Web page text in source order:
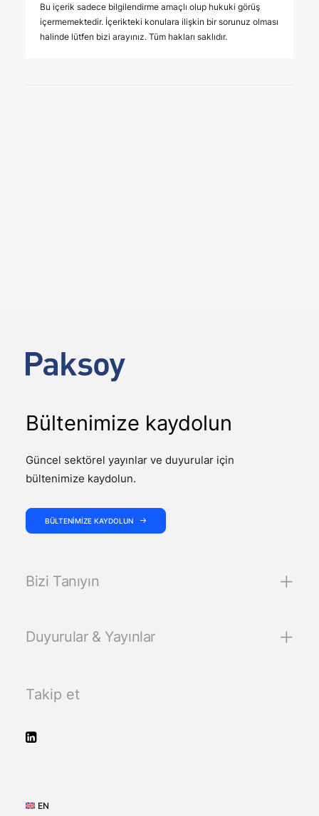
Bu içerik sadece bilgilendirme amaçlı olup hukuki görüş
içermemektedir. İçerikteki konulara ilişkin bir sorunuz olması
halinde lütfen bizi arayınız. Tüm hakları saklıdır.
Bültenimize kaydolun
Güncel sektörel yayınlar ve duyurular için
bültenimize kaydolun.
BÜLTENIMIZE KAYDOLUN
Bizi Tanıyın
Duyurular & Yayınlar
Takip et
EN